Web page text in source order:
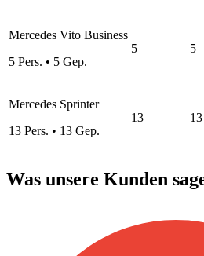
Mercedes Vito Business
5 Pers. • 5 Gep.
5 5
Mercedes Sprinter
13 Pers. • 13 Gep.
13 13
Was unsere Kunden